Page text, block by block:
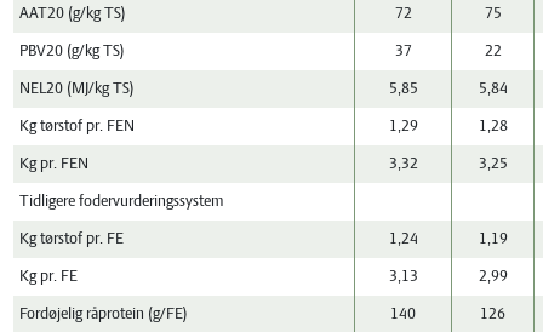
AAT20 (g/kg TS) 72 75
PBV20 (g/kg TS) 37 22
NEL20 (MJ/kg TS) 5,85 5,84
Kg tørstof pr. FEN 1,29 1,28
Kg pr. FEN 3,32 3,25
Tidligere fodervurderingssystem
Kg tørstof pr. FE 1,24 1,19
Kg pr. FE 3,13 2,99
Fordøjelig råprotein (g/FE) 140 126